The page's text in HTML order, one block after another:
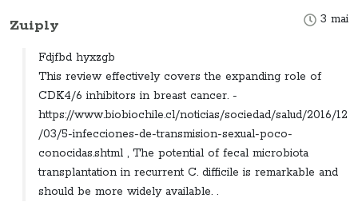
3 mai
Zuiply
Fdjfbd hyxzgb
This review effectively covers the expanding role of
CDK4/6 inhibitors in breast cancer. -
https://www.biobiochile.cl/noticias/sociedad/salud/2016/12
/03/5-infecciones-de-transmision-sexual-poco-
conocidas.shtml , The potential of fecal microbiota
transplantation in recurrent C. difficile is remarkable and
should be more widely available. .